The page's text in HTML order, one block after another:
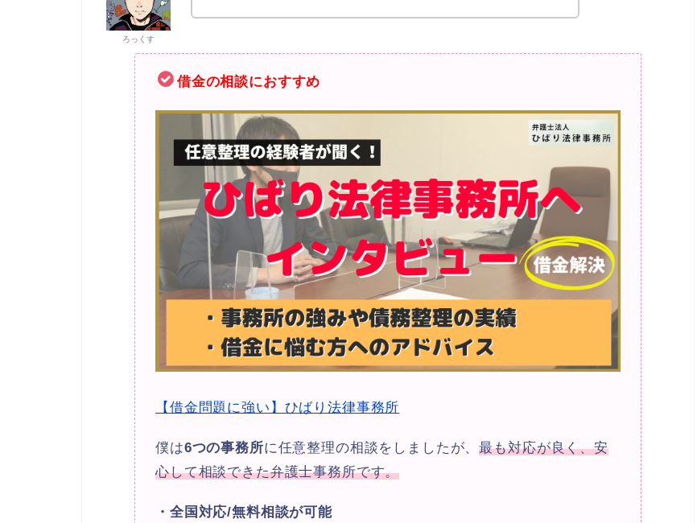
ろっくす
借金の相談におすすめ
【借金問題に強い】ひばり法律事務所
僕は6つの事務所に任意整理の相談をしましたが、最も対応が良く、安
心して相談できた弁護士事務所です。
・全国対応/無料相談が可能